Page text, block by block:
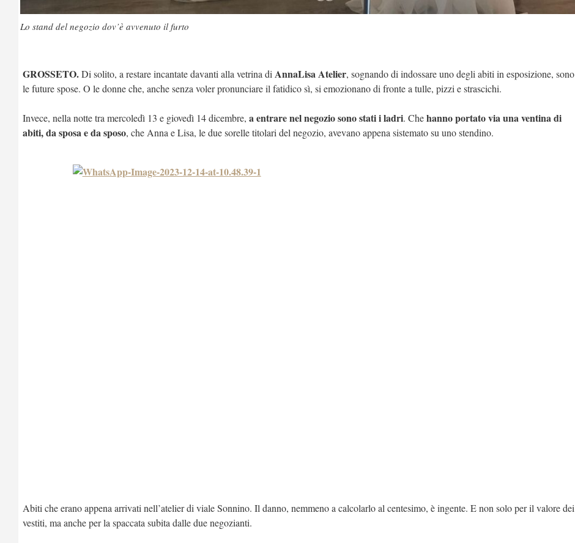
Lo stand del negozio dov’è avvenuto il furto
GROSSETO.Di solito, a restare incantate davanti alla vetrina di AnnaLisa Atelier, sognando di indossare uno degli abiti in esposizione, sono
le future spose. O le donne che, anche senza voler pronunciare il fatidico sì, si emozionano di fronte a tulle, pizzi e strascichi.
Invece, nella notte tra mercoledì 13 e giovedì 14 dicembre, a entrare nel negozio sono stati i ladri. Chehanno portato via una ventina di
abiti, da sposa e da sposo, che Anna e Lisa, le due sorelle titolari del negozio, avevano appena sistemato su uno stendino.
Abiti che erano appena arrivati nell’atelier di viale Sonnino. Il danno, nemmeno a calcolarlo al centesimo, è ingente. E non solo per il valore dei
vestiti, ma anche per la spaccata subita dalle due negozianti.